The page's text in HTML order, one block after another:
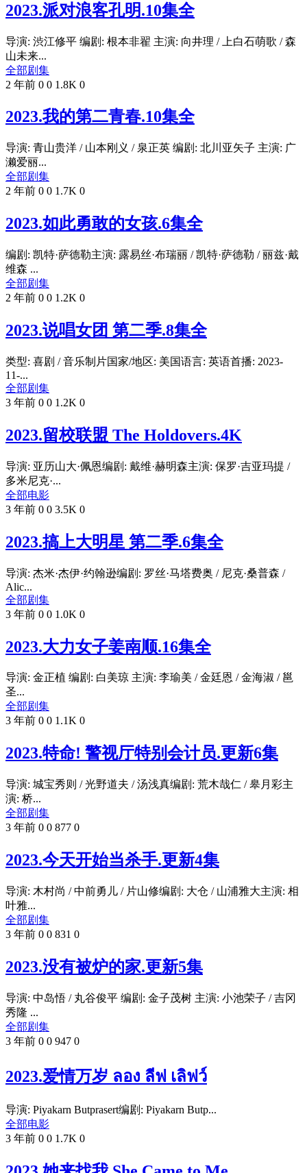
2023.派对浪客孔明.10集全
导演: 渋江修平 编剧: 根本非翟 主演: 向井理 / 上白石萌歌 / 森
山未来...
全部剧集
2 年前 0 0 1.8K 0
2023.我的第二青春.10集全
导演: 青山贵洋 / 山本刚义 / 泉正英 编剧: 北川亚矢子 主演: 广
濑爱丽...
全部剧集
2 年前 0 0 1.7K 0
2023.如此勇敢的女孩.6集全
编剧: 凯特·萨德勒主演: 露易丝·布瑞丽 / 凯特·萨德勒 / 丽兹·戴
维森 ...
全部剧集
2 年前 0 0 1.2K 0
2023.说唱女团 第二季.8集全
类型: 喜剧 / 音乐制片国家/地区: 美国语言: 英语首播: 2023-
11-...
全部剧集
3 年前 0 0 1.2K 0
2023.留校联盟 The Holdovers.4K
导演: 亚历山大·佩恩编剧: 戴维·赫明森主演: 保罗·吉亚玛提 /
多米尼克·...
全部电影
3 年前 0 0 3.5K 0
2023.搞上大明星 第二季.6集全
导演: 杰米·杰伊·约翰逊编剧: 罗丝·马塔费奥 / 尼克·桑普森 /
Alic...
全部剧集
3 年前 0 0 1.0K 0
2023.大力女子姜南顺.16集全
导演: 金正植 编剧: 白美琼 主演: 李瑜美 / 金廷恩 / 金海淑 / 邕
圣...
全部剧集
3 年前 0 0 1.1K 0
2023.特命! 警视厅特别会计员.更新6集
导演: 城宝秀则 / 光野道夫 / 汤浅真编剧: 荒木哉仁 / 皋月彩主
演: 桥...
全部剧集
3 年前 0 0 877 0
2023.今天开始当杀手.更新4集
导演: 木村尚 / 中前勇儿 / 片山修编剧: 大仓 / 山浦雅大主演: 相
叶雅...
全部剧集
3 年前 0 0 831 0
2023.没有被炉的家.更新5集
导演: 中岛悟 / 丸谷俊平 编剧: 金子茂树 主演: 小池荣子 / 吉冈
秀隆 ...
全部剧集
3 年前 0 0 947 0
2023.爱情万岁 ลอง ลีฟ เลิฟว์
导演: Piyakarn Butprasert编剧: Piyakarn Butp...
全部电影
3 年前 0 0 1.7K 0